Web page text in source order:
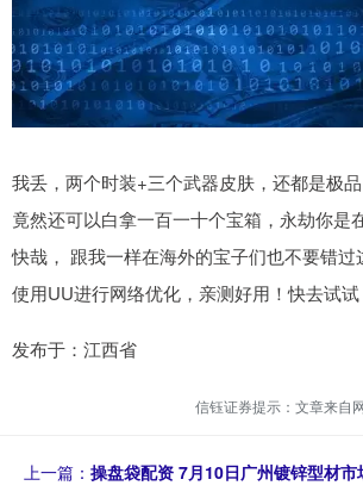
我丢，两个时装+三个武器皮肤，还都是极
竟然还可以白拿一百一十个宝箱，永劫你是
快哉， 跟我一样在海外的宝子们也不要错过
使用UU进行网络优化，亲测好用！快去试试
发布于：江西省
信钰证券提示：文章来自
上一篇： 操盘袋配资 7月10日广州镀锌型材市